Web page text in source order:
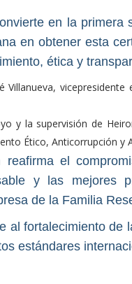
en la primera
en obtener esta
ética y
y la supervisión de
Ético, Anticorrupción y
reafirma el
y las mejores
de la Familia
al fortalecimiento de
estándares